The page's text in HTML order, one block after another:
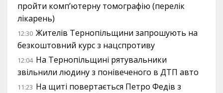
пройти комп’ютерну томографію (перелік
лікарень)
12:30 Жителів Тернопільщини запрошують на
безкоштовний курс з нацспротиву
12:04 На Тернопільщині рятувальники
звільнили людину з понівеченого в ДТП авто
11:23 На щиті повертається Петро Федів з